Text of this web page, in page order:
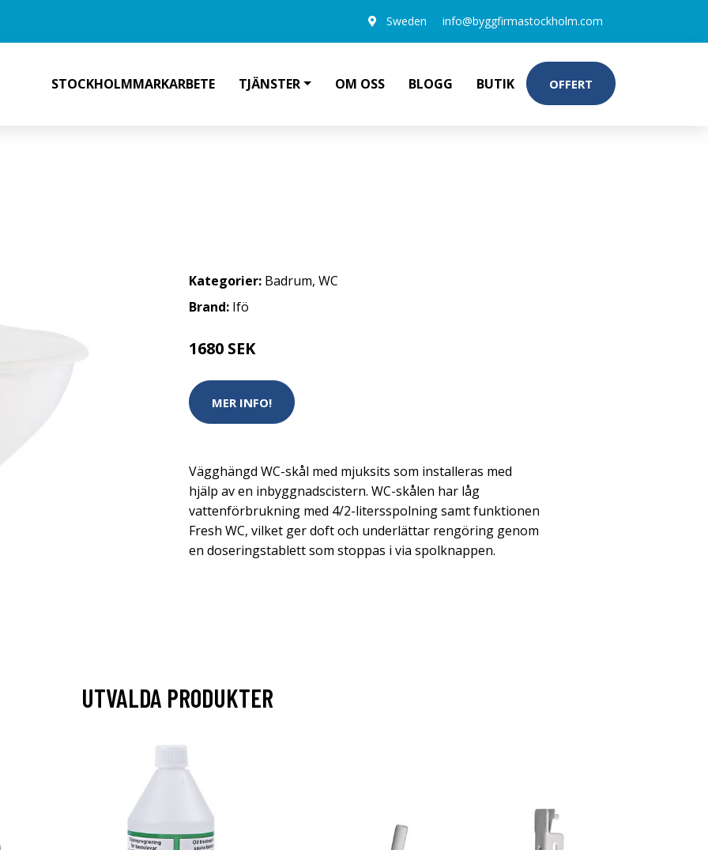
Sweden info@byggfirmastockholm.com
STOCKHOLMMARKARBETE TJÄNSTER OM OSS BLOGG BUTIK OFFERT
Kategorier: Badrum, WC
Brand: Ifö
1680 SEK
MER INFO!
Vägghängd WC-skål med mjuksits som installeras med
hjälp av en inbyggnadscistern. WC-skålen har låg
vattenförbrukning med 4/2-litersspolning samt funktionen
Fresh WC, vilket ger doft och underlättar rengöring genom
en doseringstablett som stoppas i via spolknappen.
UTVALDA PRODUKTER